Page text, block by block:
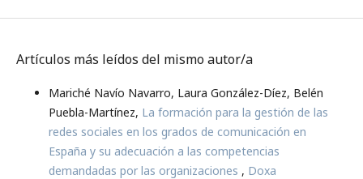
Artículos más leídos del mismo autor/a
Mariché Navío Navarro, Laura González-Díez, Belén
Puebla-Martínez, La formación para la gestión de las
redes sociales en los grados de comunicación en
España y su adecuación a las competencias
demandadas por las organizaciones , Doxa